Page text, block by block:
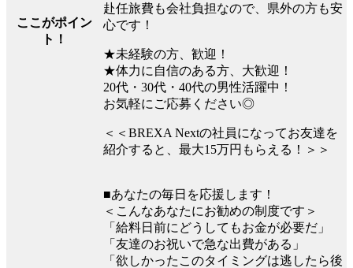
ここがポイン
ト！
赴任旅費も会社負担なので、県外の方も安
心です！
★未経験の方、歓迎！
★体力に自信のある方、大歓迎！
20代・30代・40代の男性活躍中！
お気軽にご応募ください◎
＜＜BREXA Nextの社員になってお友達を
紹介すると、最大15万円もらえる！＞＞
■あなたの毎日を応援します！
＜こんなあなたにお勧めの制度です＞
「給料日前にどうしてもお金が必要だ」
「友達のお祝いで急な出費がある」
「欲しかったこのタイミングは逃したら後